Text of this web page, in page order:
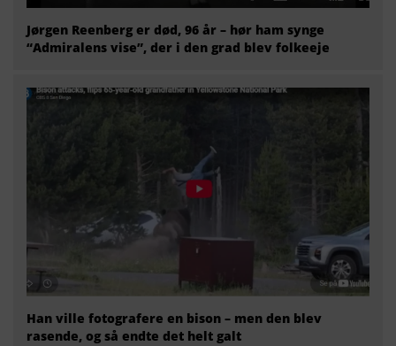
Jørgen Reenberg er død, 96 år – hør ham synge
“Admiralens vise”, der i den grad blev folkeeje
Han ville fotografere en bison – men den blev
rasende, og så endte det helt galt